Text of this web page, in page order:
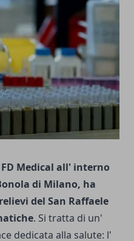
Medical all' interno
di Milano, ha
del San Raffaele
. Si tratta di un'
dedicata alla salute: l'